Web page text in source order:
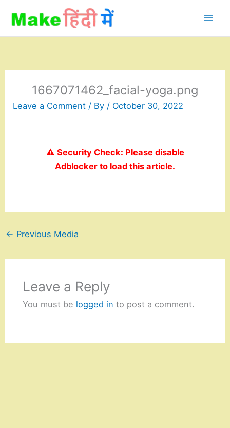
content
1667071462_facial-yoga.png
Leave a Comment / By / October 30, 2022
⚠️ Security Check: Please disable
Adblocker to load this article.
← Previous Media
Leave a Reply
You must be logged in to post a comment.